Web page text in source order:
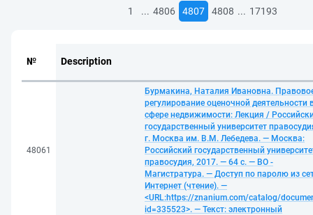
1 ... 4806 4807 4808 ... 17193
№ Description
48061
Бурмакина, Наталия Ивановна.
регулирование оценочной деятельности
сфере недвижимости: Лекция /
государственный университет
г. Москва им. В.М. Лебедева. — Москва:
Российский государственный
правосудия, 2017. — 64 с. — ВО -
Магистратура. — Доступ по паролю из
Интернет (чтение). —
<URL:https://znanium.com/catalog/
id=335523>. — Текст: электронный